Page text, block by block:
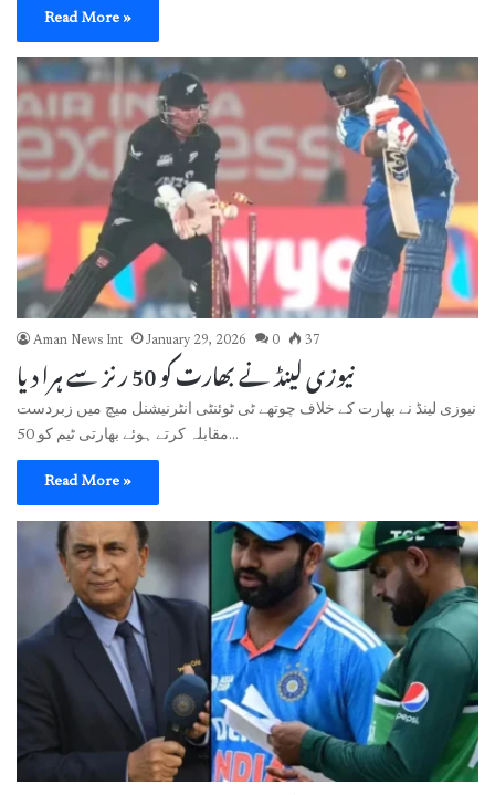
Read More »
Aman News Int January 29, 2026 0 37
نیوزی لینڈ نے بھارت کو 50 رنز سے ہرا دیا
نیوزی لینڈ نے بھارت کے خلاف چوتھے ٹی ٹوئنٹی انٹرنیشنل میچ میں زبردست
مقابلہ کرتے ہوئے بھارتی ٹیم کو 50…
Read More »